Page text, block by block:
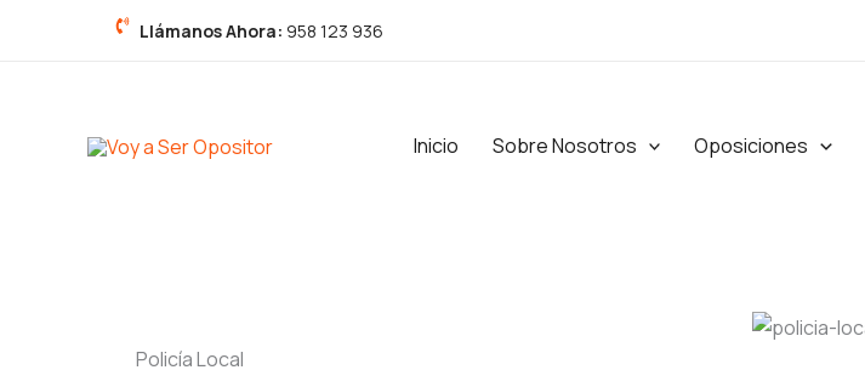
Llámanos Ahora: 958 123 936
Inicio Sobre Nosotros Oposiciones
Policía Local